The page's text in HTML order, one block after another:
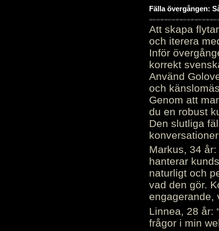
Fälla övergången:
Att skapa
och iterera
Inför
korrekt
Använd
och
Genom att
du en robust
Den slutliga
Markus, 34
hanterar
naturligt och
vad den gör.
engagerande,
Linnea, 28 år:
frågor i min